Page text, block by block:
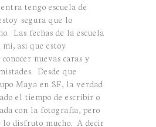
tengo escuela de
segura que lo
Las fechas de la escuela
asi que estoy
nuevas caras y
Desde que
Maya en SF, la verdad
el tiempo de escribir o
con la fotografia, pero
lo disfruto mucho. A decir